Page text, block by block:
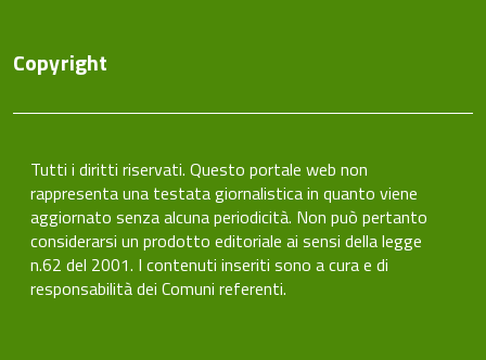
Copyright
Tutti i diritti riservati. Questo portale web non
rappresenta una testata giornalistica in quanto viene
aggiornato senza alcuna periodicità. Non può pertanto
considerarsi un prodotto editoriale ai sensi della legge
n.62 del 2001. I contenuti inseriti sono a cura e di
responsabilità dei Comuni referenti.